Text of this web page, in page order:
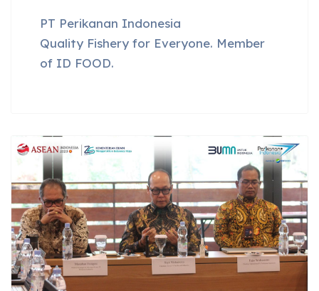
PT Perikanan Indonesia
Quality Fishery for Everyone. Member
of ID FOOD.